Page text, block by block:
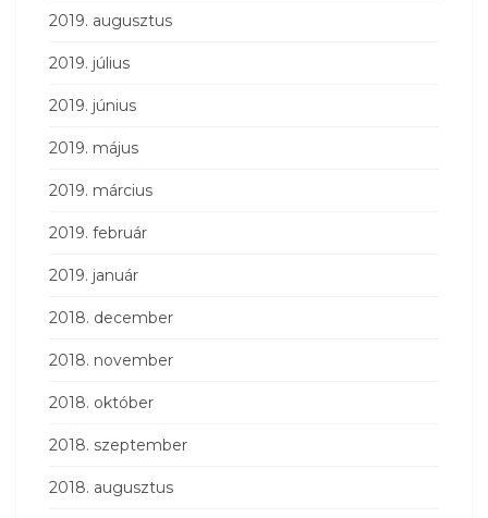
2019. augusztus
2019. július
2019. június
2019. május
2019. március
2019. február
2019. január
2018. december
2018. november
2018. október
2018. szeptember
2018. augusztus